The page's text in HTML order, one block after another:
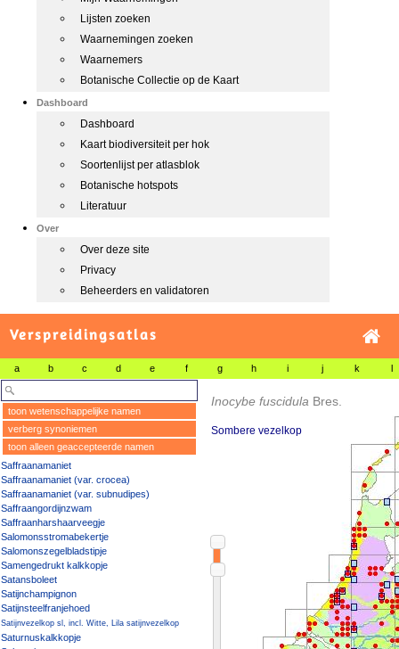
Lijsten zoeken
Waarnemingen zoeken
Waarnemers
Botanische Collectie op de Kaart
Dashboard
Dashboard
Kaart biodiversiteit per hok
Soortenlijst per atlasblok
Botanische hotspots
Literatuur
Over
Over deze site
Privacy
Beheerders en validatoren
Verspreidingsatlas
a b c d e f g h i j k l
toon wetenschappelijke namen
verberg synoniemen
toon alleen geaccepteerde namen
Saffraanamaniet
Saffraanamaniet (var. crocea)
Saffraanamaniet (var. subnudipes)
Saffraangordijnzwam
Saffraanharshaarveegje
Salomonsstromabekertje
Salomonszegelbladstipje
Samengedrukt kalkkopje
Satansboleet
Satijnchampignon
Satijnsteelfranjehoed
Satijnvezelkop sl, incl. Witte, Lila satijnvezelkop
Saturnuskalkkopje
Inocybe fuscidula Bres.
Sombere vezelkop